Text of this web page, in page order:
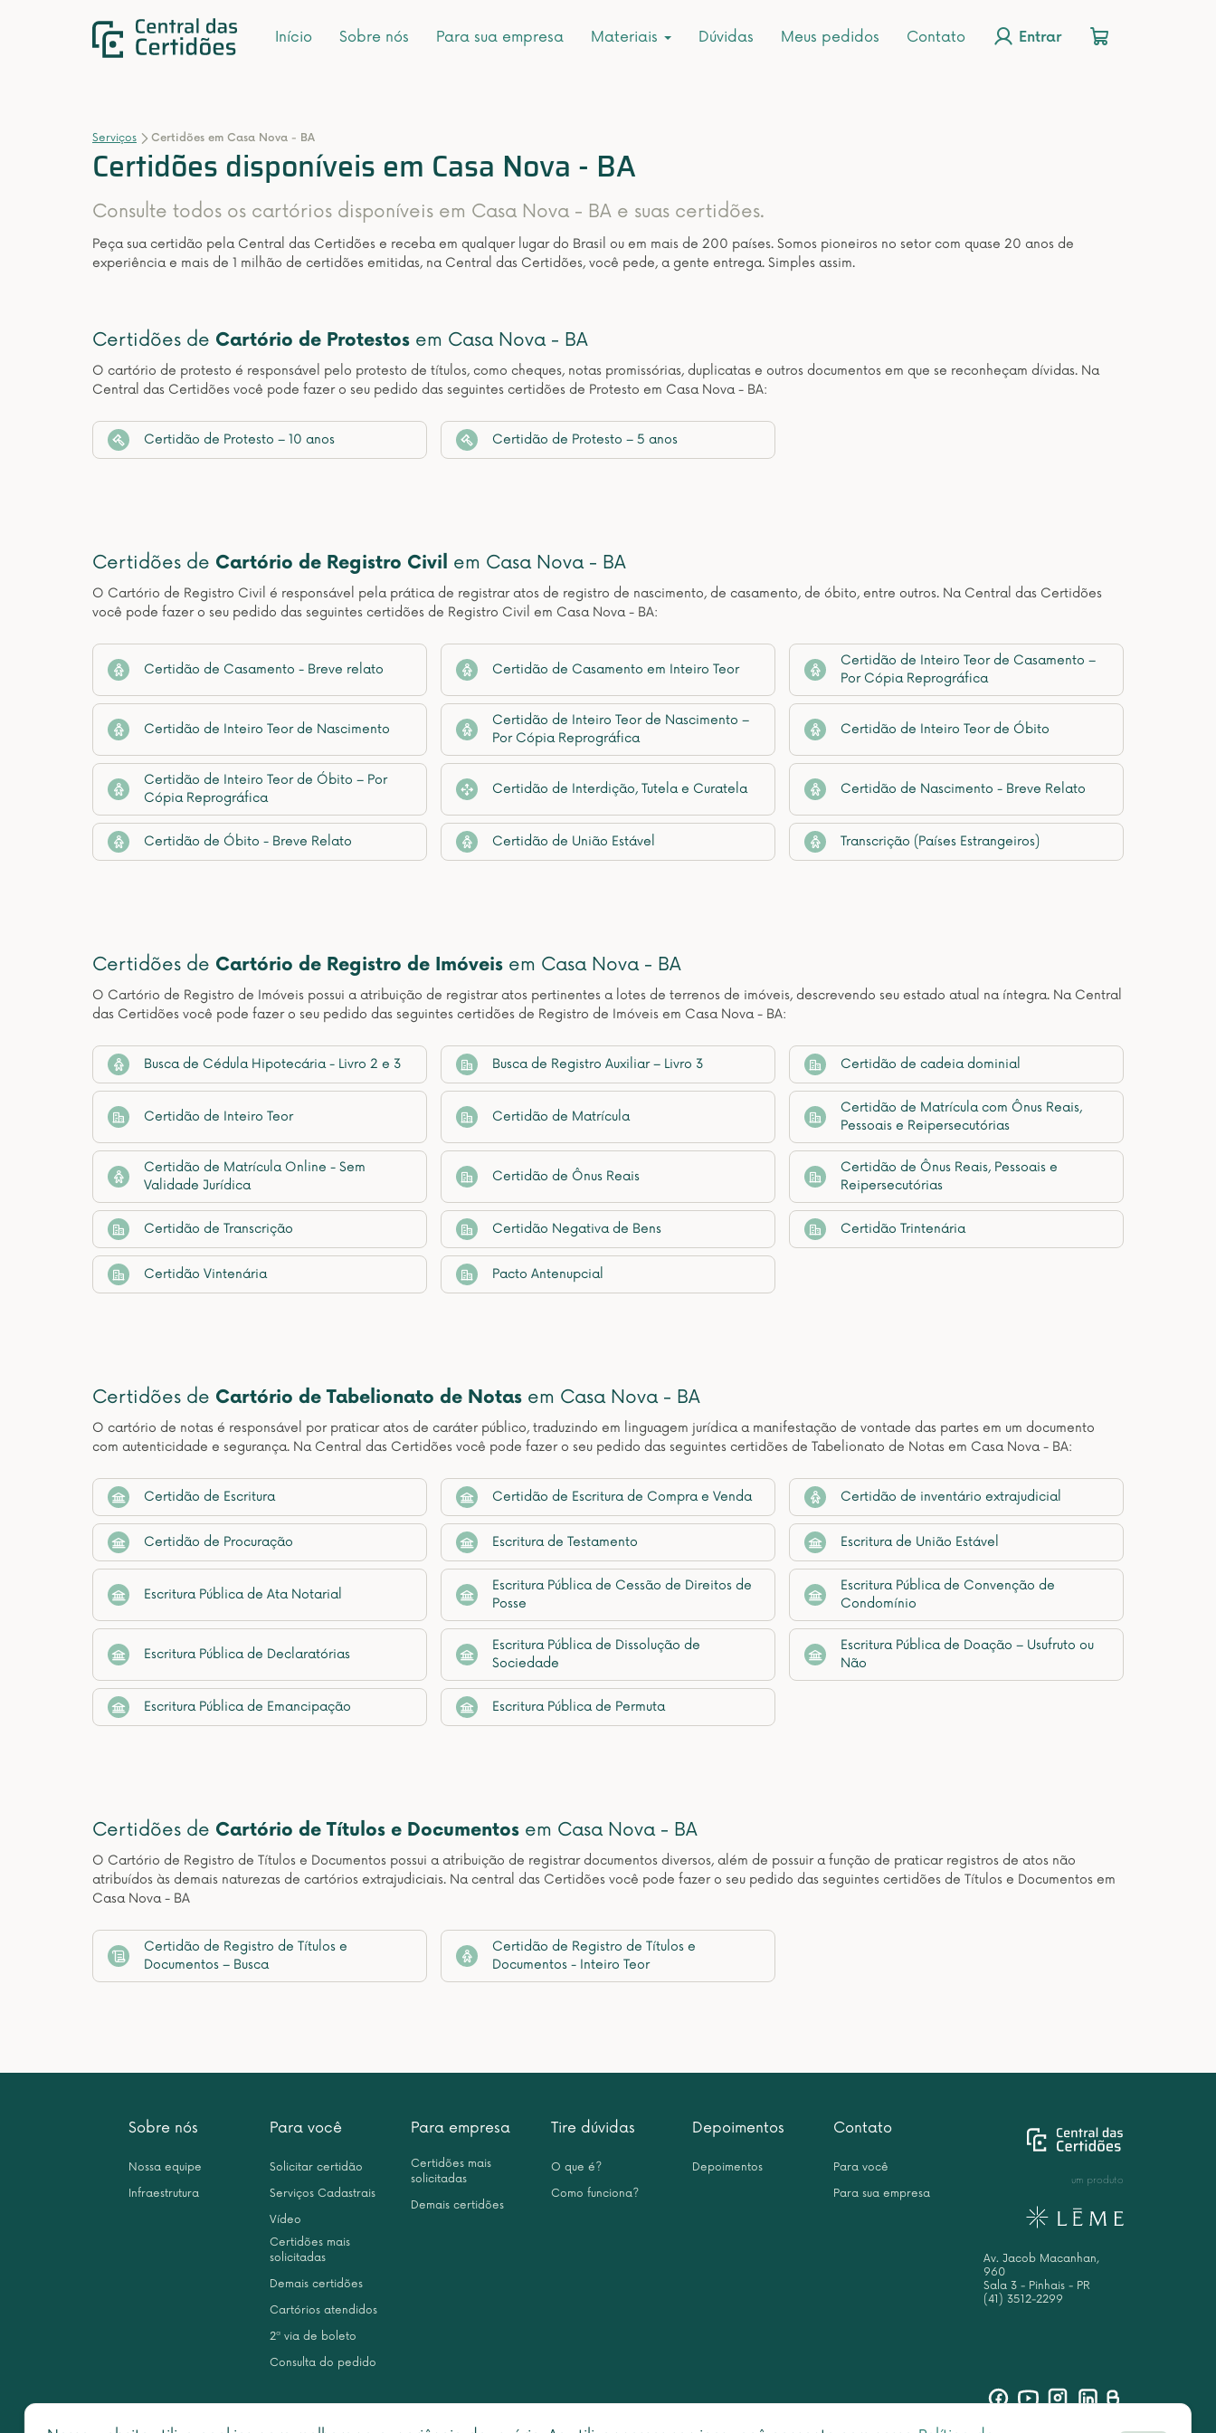
Início Sobre nós Para sua empresa Materiais Dúvidas Meus pedidos Contato Entrar
Serviços Certidões em Casa Nova - BA
Certidões disponíveis em Casa Nova - BA
Consulte todos os cartórios disponíveis em Casa Nova - BA e suas certidões.
Peça sua certidão pela Central das Certidões e receba em qualquer lugar do Brasil ou em mais de 200 países. Somos pioneiros no setor com quase 20 anos de
experiência e mais de 1 milhão de certidões emitidas, na Central das Certidões, você pede, a gente entrega. Simples assim.
Certidões de Cartório de Protestos em Casa Nova - BA
O cartório de protesto é responsável pelo protesto de títulos, como cheques, notas promissórias, duplicatas e outros documentos em que se reconheçam dívidas. Na
Central das Certidões você pode fazer o seu pedido das seguintes certidões de Protesto em Casa Nova - BA:
Certidão de Protesto – 10 anos Certidão de Protesto – 5 anos
Certidões de Cartório de Registro Civil em Casa Nova - BA
O Cartório de Registro Civil é responsável pela prática de registrar atos de registro de nascimento, de casamento, de óbito, entre outros. Na Central das Certidões
você pode fazer o seu pedido das seguintes certidões de Registro Civil em Casa Nova - BA:
Certidão de Casamento - Breve relato Certidão de Casamento em Inteiro Teor
Certidão de Inteiro Teor de Casamento –
Por Cópia Reprográfica
Certidão de Inteiro Teor de Nascimento
Certidão de Inteiro Teor de Nascimento –
Por Cópia Reprográfica
Certidão de Inteiro Teor de Óbito
Certidão de Inteiro Teor de Óbito – Por
Cópia Reprográfica
Certidão de Interdição, Tutela e Curatela Certidão de Nascimento - Breve Relato
Certidão de Óbito - Breve Relato Certidão de União Estável Transcrição (Países Estrangeiros)
Certidões de Cartório de Registro de Imóveis em Casa Nova - BA
O Cartório de Registro de Imóveis possui a atribuição de registrar atos pertinentes a lotes de terrenos de imóveis, descrevendo seu estado atual na íntegra. Na Central
das Certidões você pode fazer o seu pedido das seguintes certidões de Registro de Imóveis em Casa Nova - BA:
Busca de Cédula Hipotecária - Livro 2 e 3 Busca de Registro Auxiliar – Livro 3 Certidão de cadeia dominial
Certidão de Inteiro Teor Certidão de Matrícula
Certidão de Matrícula com Ônus Reais,
Pessoais e Reipersecutórias
Certidão de Matrícula Online - Sem
Validade Jurídica
Certidão de Ônus Reais
Certidão de Ônus Reais, Pessoais e
Reipersecutórias
Certidão de Transcrição Certidão Negativa de Bens Certidão Trintenária
Certidão Vintenária Pacto Antenupcial
Certidões de Cartório de Tabelionato de Notas em Casa Nova - BA
O cartório de notas é responsável por praticar atos de caráter público, traduzindo em linguagem jurídica a manifestação de vontade das partes em um documento
com autenticidade e segurança. Na Central das Certidões você pode fazer o seu pedido das seguintes certidões de Tabelionato de Notas em Casa Nova - BA:
Certidão de Escritura Certidão de Escritura de Compra e Venda Certidão de inventário extrajudicial
Certidão de Procuração Escritura de Testamento Escritura de União Estável
Escritura Pública de Ata Notarial
Escritura Pública de Cessão de Direitos de
Posse
Escritura Pública de Convenção de
Condomínio
Escritura Pública de Declaratórias
Escritura Pública de Dissolução de
Sociedade
Escritura Pública de Doação – Usufruto ou
Não
Escritura Pública de Emancipação Escritura Pública de Permuta
Certidões de Cartório de Títulos e Documentos em Casa Nova - BA
O Cartório de Registro de Títulos e Documentos possui a atribuição de registrar documentos diversos, além de possuir a função de praticar registros de atos não
atribuídos às demais naturezas de cartórios extrajudiciais. Na central das Certidões você pode fazer o seu pedido das seguintes certidões de Títulos e Documentos em
Casa Nova - BA
Certidão de Registro de Títulos e
Documentos – Busca
Certidão de Registro de Títulos e
Documentos - Inteiro Teor
Sobre nós
Nossa equipe
Infraestrutura
Para você
Solicitar certidão
Serviços Cadastrais
Vídeo
Certidões mais
solicitadas
Demais certidões
Cartórios atendidos
2ª via de boleto
Consulta do pedido
Para empresa
Certidões mais
solicitadas
Demais certidões
Tire dúvidas
O que é?
Como funciona?
Depoimentos
Depoimentos
Contato
Para você
Para sua empresa
um produto
Av. Jacob Macanhan,
960
Sala 3 - Pinhais - PR
(41) 3512-2299